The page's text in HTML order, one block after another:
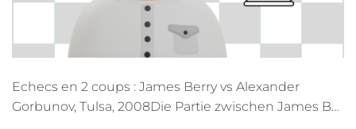
Echecs en 2 coups : James Berry vs Alexander
Gorbunov, Tulsa, 2008Die Partie zwischen James B…